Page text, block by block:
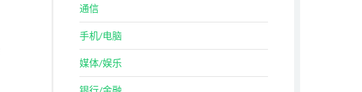
通信
手机/电脑
媒体/娱乐